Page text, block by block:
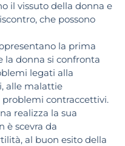
il vissuto della donna e
che possono
la prima
la donna si confronta
legati alla
alle malattie
problemi contraccettivi.
realizza la sua
è scevra da
al buon esito della